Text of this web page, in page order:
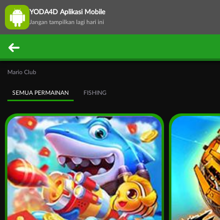
YODA4D Aplikasi Mobile
Jangan tampilkan lagi hari ini
Mario Club
SEMUA PERMAINAN FISHING